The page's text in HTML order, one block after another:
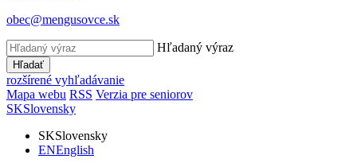
obec@mengusovce.sk
Hľadaný výraz
Hľadať
rozšírené vyhľadávanie
Mapa webu RSS Verzia pre seniorov
SKSlovensky
SKSlovensky
ENEnglish